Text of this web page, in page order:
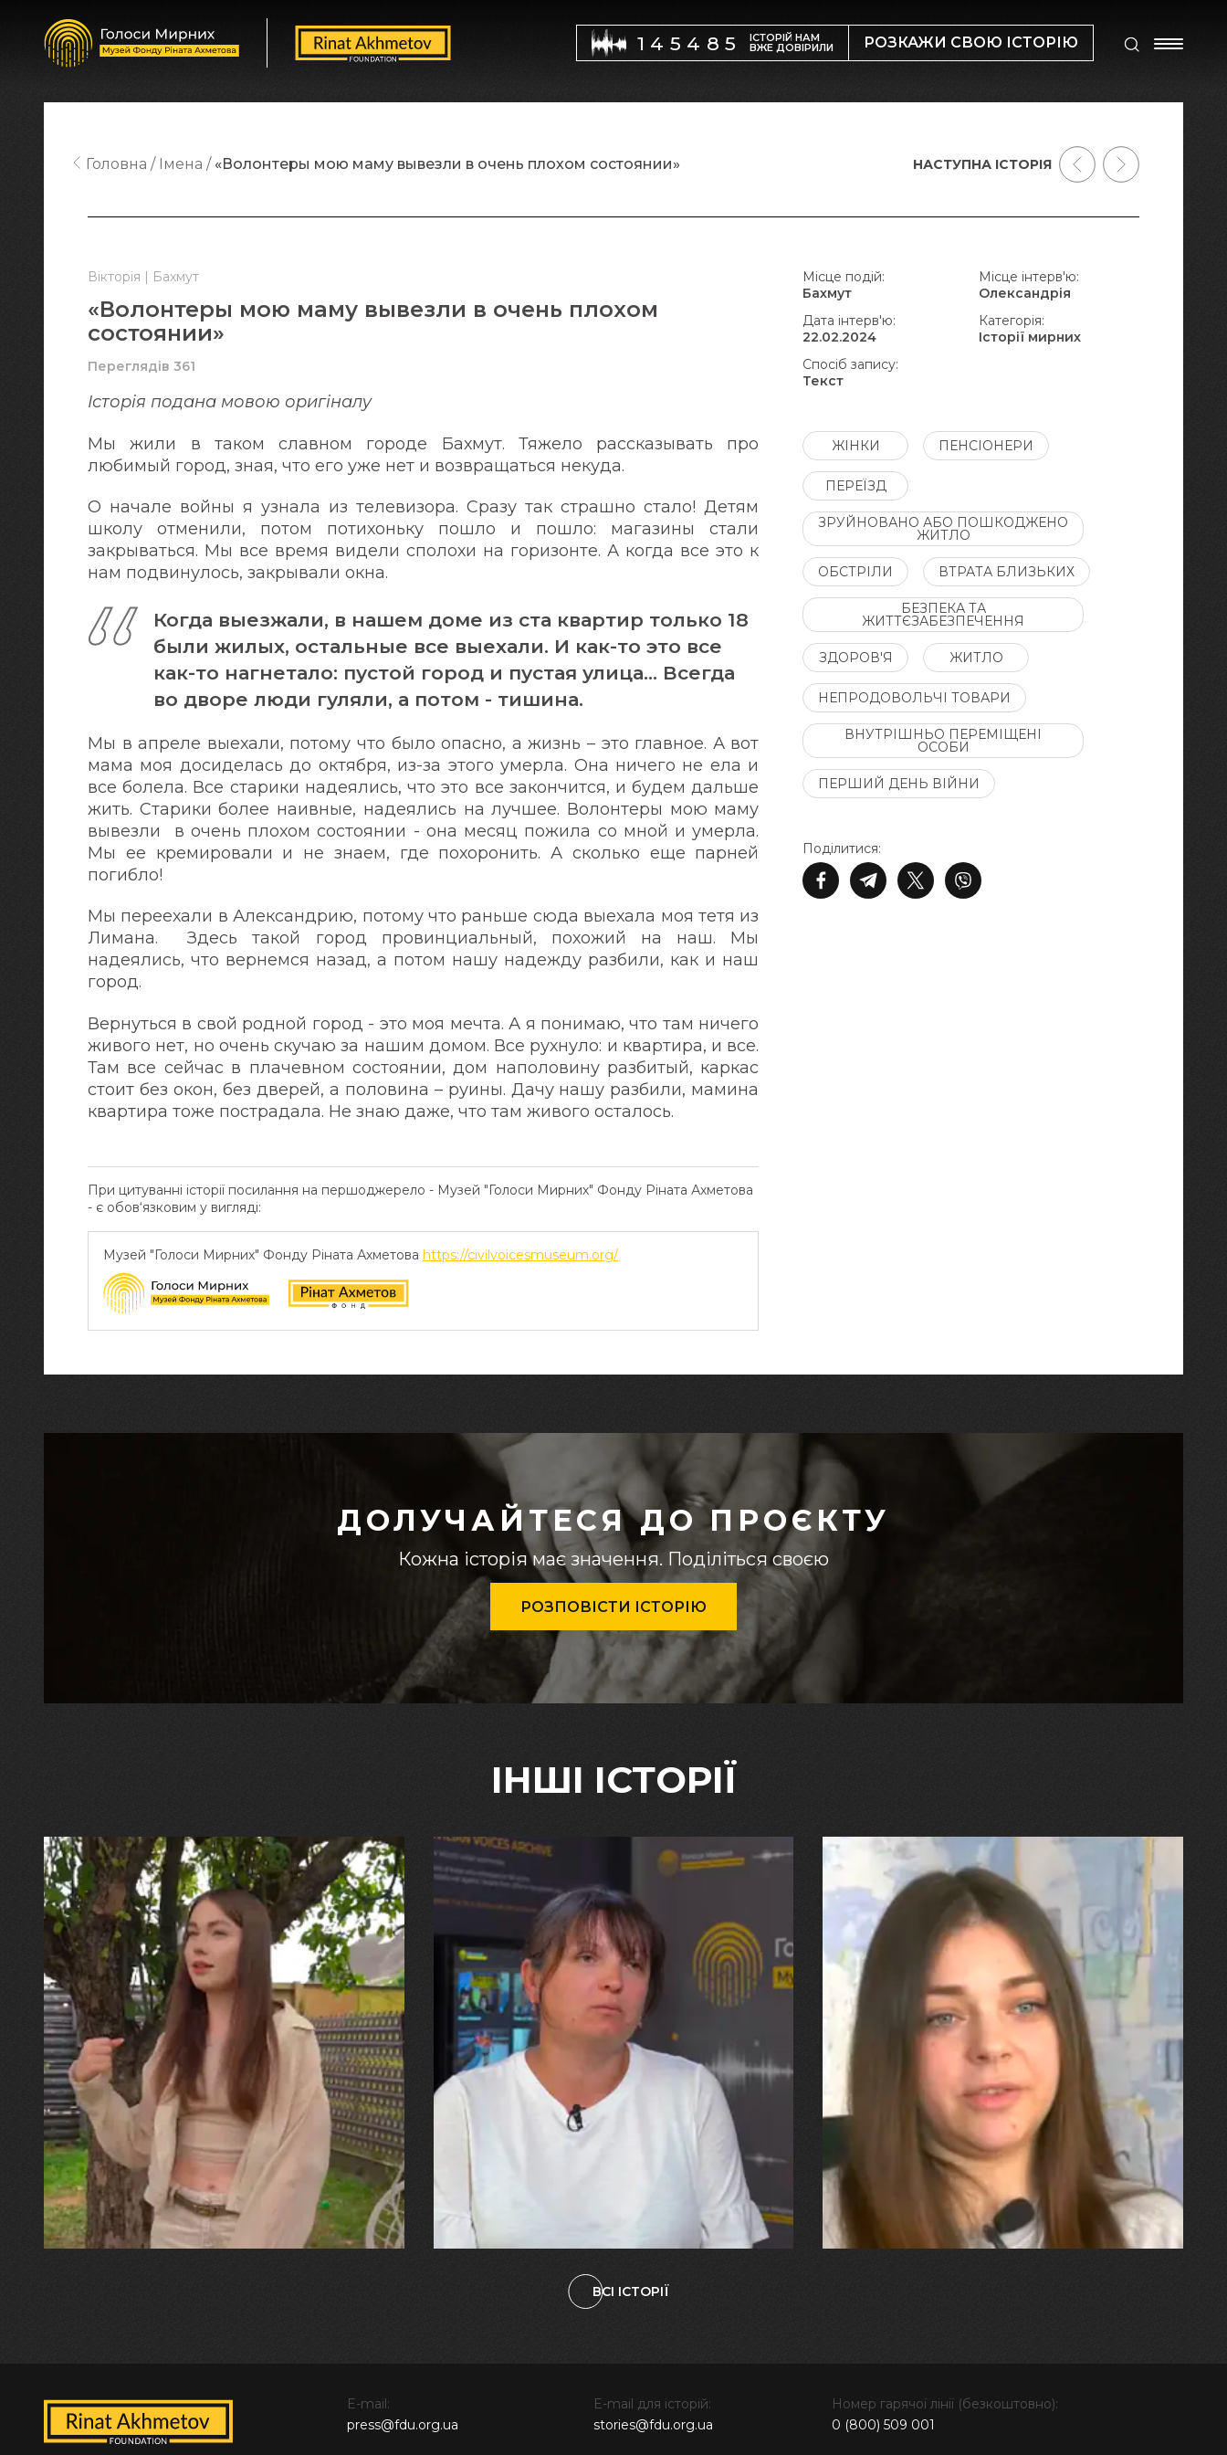
145485 ІСТОРІЙ НАМ
ВЖЕ ДОВІРИЛИ РОЗКАЖИ СВОЮ ІСТОРІЮ
Вікторія | Бахмут
«Волонтеры мою маму вывезли в очень плохом
состоянии»
Переглядів 361
Історія подана мовою оригіналy
Мы жили в таком славном городе Бахмут. Тяжело рассказывать про
любимый город, зная, что его уже нет и возвращаться некуда.
О начале войны я узнала из телевизора. Сразу так страшно стало! Детям
школу отменили, потом потихоньку пошло и пошло: магазины стали
закрываться. Мы все время видели сполохи на горизонте. А когда все это к
нам подвинулось, закрывали окна.
Когда выезжали, в нашем доме из ста квартир только 18
были жилых, остальные все выехали. И как-то это все
как-то нагнетало: пустой город и пустая улица… Всегда
во дворе люди гуляли, а потом - тишина.
Мы в апреле выехали, потому что было опасно, а жизнь – это главное. А вот
мама моя досиделась до октября, из-за этого умерла. Она ничего не ела и
все болела. Все старики надеялись, что это все закончится, и будем дальше
жить. Старики более наивные, надеялись на лучшее. Волонтеры мою маму
вывезли в очень плохом состоянии - она месяц пожила со мной и умерла.
Мы ее кремировали и не знаем, где похоронить. А сколько еще парней
погибло!
Мы переехали в Александрию, потому что раньше сюда выехала моя тетя из
Лимана. Здесь такой город провинциальный, похожий на наш. Мы
надеялись, что вернемся назад, а потом нашу надежду разбили, как и наш
город.
Вернуться в свой родной город - это моя мечта. А я понимаю, что там ничего
живого нет, но очень скучаю за нашим домом. Все рухнуло: и квартира, и все.
Там все сейчас в плачевном состоянии, дом наполовину разбитый, каркас
стоит без окон, без дверей, а половина – руины. Дачу нашу разбили, мамина
квартира тоже пострадала. Не знаю даже, что там живого осталось.
При цитуванні історії посилання на першоджерело - Музей "Голоси Мирних" Фонду Ріната Ахметова
- є обов‘язковим у вигляді:
Музей "Голоси Мирних" Фонду Ріната Ахметова https://civilvoicesmuseum.org/
Головна Імена «Волонтеры мою маму вывезли в очень плохом состоянии»
Поділитися:
Місце подій:
Бахмут
Місце інтерв'ю:
Олександрія
Дата інтерв'ю:
22.02.2024
Категорія:
Історії мирних
Спосіб запису:
Текст
ЖІНКИ ПЕНСІОНЕРИ
ПЕРЕЇЗД
ЗРУЙНОВАНО АБО ПОШКОДЖЕНО
ЖИТЛО
ОБСТРІЛИ ВТРАТА БЛИЗЬКИХ
БЕЗПЕКА ТА
ЖИТТЄЗАБЕЗПЕЧЕННЯ
ЗДОРОВ'Я ЖИТЛО
НЕПРОДОВОЛЬЧІ ТОВАРИ
ВНУТРІШНЬО ПЕРЕМІЩЕНІ
ОСОБИ
ПЕРШИЙ ДЕНЬ ВІЙНИ
НАСТУПНА ІСТОРІЯ
ДОЛУЧАЙТЕСЯ ДО ПРОЄКТУ
Кожна історія має значення. Поділіться своєю
РОЗПОВІСТИ ІСТОРІЮ
ІНШІ ІСТОРІЇ
30.07.2026
Калина, Дарина та Віра Папроцькі
"Хвиля була, як від моря,
прозора і велика… Я ледве
встигла схопити племінницю"
29.07.2026
Марина, Ваїд та Аміна Харченко
"Попри всі втрати, ми не
зламалися: тепер я бачу
свого вбитого чоловіка у
наших дітях"
27.07.2026
"Я перенесла 11 операцій, та
плакала від фантомного
болю. Але маленька донька
бере за руку і змушує йти
далі"
ВСІ ІСТОРІЇ
E-mail:
press@fdu.org.ua
E-mail для історій:
stories@fdu.org.ua
Номер гарячої лінії (безкоштовно):
0 (800) 509 001